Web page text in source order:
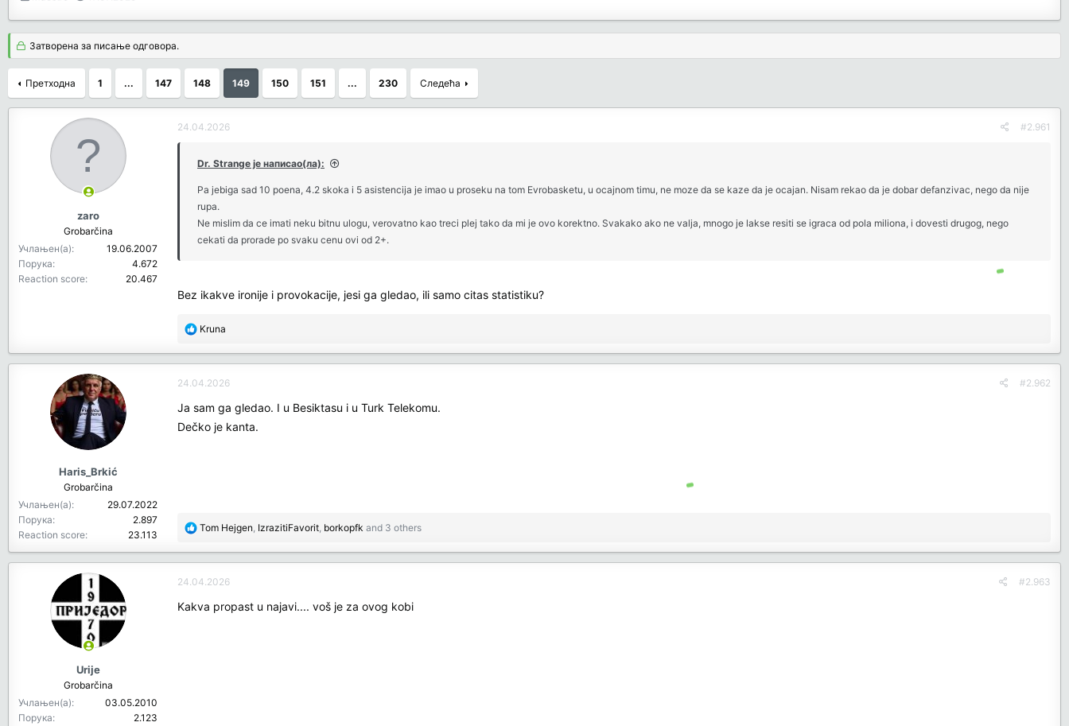
е
т
н
и
к
у
м
п
к
р
т
а
а
Затворена за писање одговора.
Претходна 1 ... 147 148 149 150 151 ... 230 Следећа
zaro
Grobarčina
Учлањен(а)
19.06.2007
Порука
4.672
Reaction score
20.467
24.04.2026 #2.961
Dr. Strange је написао(ла):
Pa jebiga sad 10 poena, 4.2 skoka i 5 asistencija je imao u proseku na tom Evrobasketu, u ocajnom timu, ne moze da se kaze da je ocajan. Nisam rekao da je dobar defanzivac, nego da nije
rupa.
Ne mislim da ce imati neku bitnu ulogu, verovatno kao treci plej tako da mi je ovo korektno. Svakako ako ne valja, mnogo je lakse resiti se igraca od pola miliona, i dovesti drugog, nego
cekati da prorade po svaku cenu ovi od 2+.
Bez ikakve ironije i provokacije, jesi ga gledao, ili samo citas statistiku?
R
t
i
n
Kruna
Haris_Brkić
Grobarčina
Учлањен(а)
29.07.2022
Порука
2.897
Reaction score
23.113
24.04.2026 #2.962
Ja sam ga gledao. I u Besiktasu i u Turk Telekomu.
Dečko je kanta.
R
a
t
Tom Hejgen IzrazitiFavorit borkopfk and 3 others
Urije
Grobarčina
Учлањен(а)
03.05.2010
Порука
2.123
24.04.2026 #2.963
Kakva propast u najavi.... voš je za ovog kobi